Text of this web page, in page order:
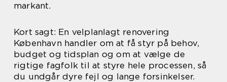
markant.
Kort sagt: En velplanlagt renovering
København handler om at få styr på behov,
budget og tidsplan og om at vælge de
rigtige fagfolk til at styre hele processen, så
du undgår dyre fejl og lange forsinkelser.